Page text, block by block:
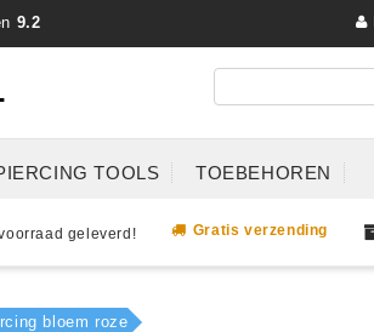
9.2
TOOLS TOEBEHOREN
geleverd! Gratis verzending
bloem roze